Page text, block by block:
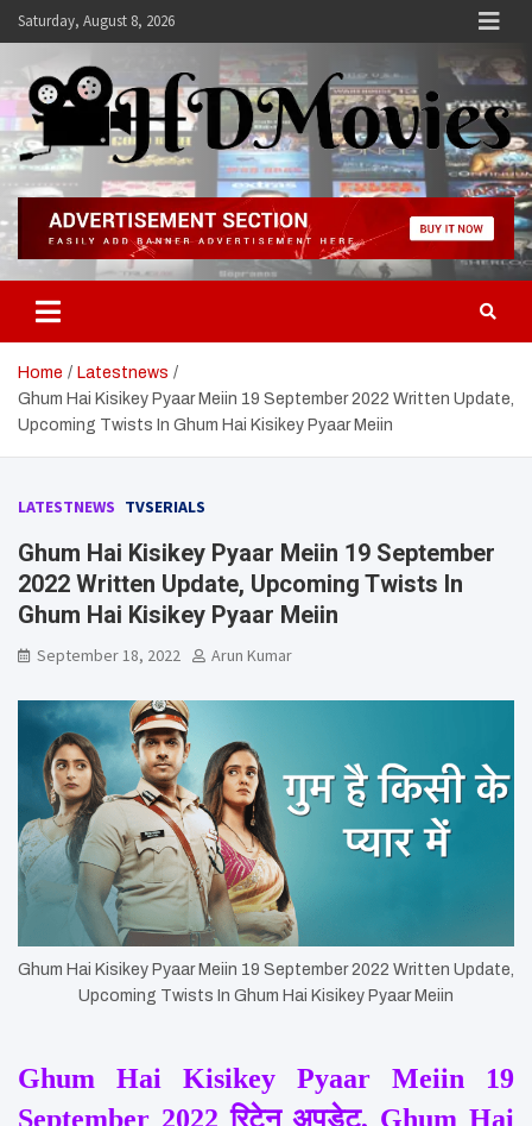
SkipSaturday, August 8, 2026
Hdmovies
Home
Latestnews
Ghum Hai Kisikey Pyaar Meiin 19 September 2022 Written Update,
Upcoming Twists In Ghum Hai Kisikey Pyaar Meiin
LATESTNEWS TVSERIALS
Ghum Hai Kisikey Pyaar Meiin 19 September
2022 Written Update, Upcoming Twists In
Ghum Hai Kisikey Pyaar Meiin
September 18, 2022 Arun Kumar
Ghum Hai Kisikey Pyaar Meiin 19 September 2022 Written Update,
Upcoming Twists In Ghum Hai Kisikey Pyaar Meiin
Ghum Hai Kisikey Pyaar Meiin 19
September 2022 रिटेन अपडेट, Ghum Hai